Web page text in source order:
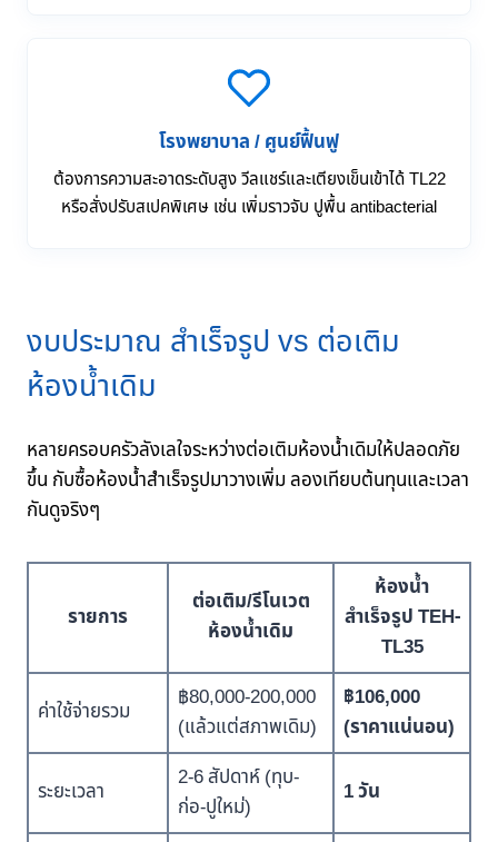
โรงพยาบาล / ศูนย์ฟื้นฟู
ต้องการความสะอาดระดับสูง วีลแชร์และเตียงเข็นเข้าได้ TL22
หรือสั่งปรับสเปคพิเศษ เช่น เพิ่มราวจับ ปูพื้น antibacterial
งบประมาณ สำเร็จรูป vs ต่อเติม
ห้องน้ำเดิม
หลายครอบครัวลังเลใจระหว่างต่อเติมห้องน้ำเดิมให้ปลอดภัย
ขึ้น กับซื้อห้องน้ำสำเร็จรูปมาวางเพิ่ม ลองเทียบต้นทุนและเวลา
กันดูจริงๆ
รายการ
ต่อเติม/รีโนเวต
ห้องน้ำเดิม
ห้องน้ำ
สำเร็จรูป TEH-
TL35
ค่าใช้จ่ายรวม
฿80,000-200,000
(แล้วแต่สภาพเดิม)
฿106,000
(ราคาแน่นอน)
ระยะเวลา
2-6 สัปดาห์ (ทุบ-
ก่อ-ปูใหม่)
1 วัน